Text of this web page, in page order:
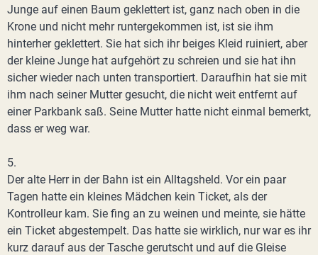
Junge auf einen Baum geklettert ist, ganz nach oben in die
Krone und nicht mehr runtergekommen ist, ist sie ihm
hinterher geklettert. Sie hat sich ihr beiges Kleid ruiniert, aber
der kleine Junge hat aufgehört zu schreien und sie hat ihn
sicher wieder nach unten transportiert. Daraufhin hat sie mit
ihm nach seiner Mutter gesucht, die nicht weit entfernt auf
einer Parkbank saß. Seine Mutter hatte nicht einmal bemerkt,
dass er weg war.
5.
Der alte Herr in der Bahn ist ein Alltagsheld. Vor ein paar
Tagen hatte ein kleines Mädchen kein Ticket, als der
Kontrolleur kam. Sie fing an zu weinen und meinte, sie hätte
ein Ticket abgestempelt. Das hatte sie wirklich, nur war es ihr
kurz darauf aus der Tasche gerutscht und auf die Gleise